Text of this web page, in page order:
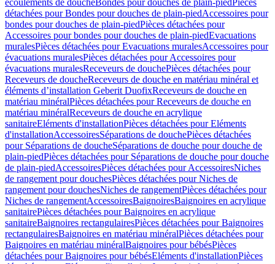
écoulements de doucheBondes pour douches de plain-piedPièces
détachées pour Bondes pour douches de plain-piedAccessoires pour
bondes pour douches de plain-piedPièces détachées pour
Accessoires pour bondes pour douches de plain-piedEvacuations
muralesPièces détachées pour Evacuations muralesAccessoires pour
évacuations muralesPièces détachées pour Accessoires pour
évacuations muralesReceveurs de douchePièces détachées pour
Receveurs de doucheReceveurs de douche en matériau minéral et
éléments d’installation Geberit DuofixReceveurs de douche en
matériau minéralPièces détachées pour Receveurs de douche en
matériau minéralReceveurs de douche en acrylique
sanitaireEléments d'installationPièces détachées pour Eléments
d'installationAccessoiresSéparations de douchePièces détachées
pour Séparations de doucheSéparations de douche pour douche de
plain-piedPièces détachées pour Séparations de douche pour douche
de plain-piedAccessoiresPièces détachées pour AccessoiresNiches
de rangement pour douchesPièces détachées pour Niches de
rangement pour douchesNiches de rangementPièces détachées pour
Niches de rangementAccessoiresBaignoiresBaignoires en acrylique
sanitairePièces détachées pour Baignoires en acrylique
sanitaireBaignoires rectangulairesPièces détachées pour Baignoires
rectangulairesBaignoires en matériau minéralPièces détachées pour
Baignoires en matériau minéralBaignoires pour bébésPièces
détachées pour Baignoires pour bébésEléments d'installationPièces